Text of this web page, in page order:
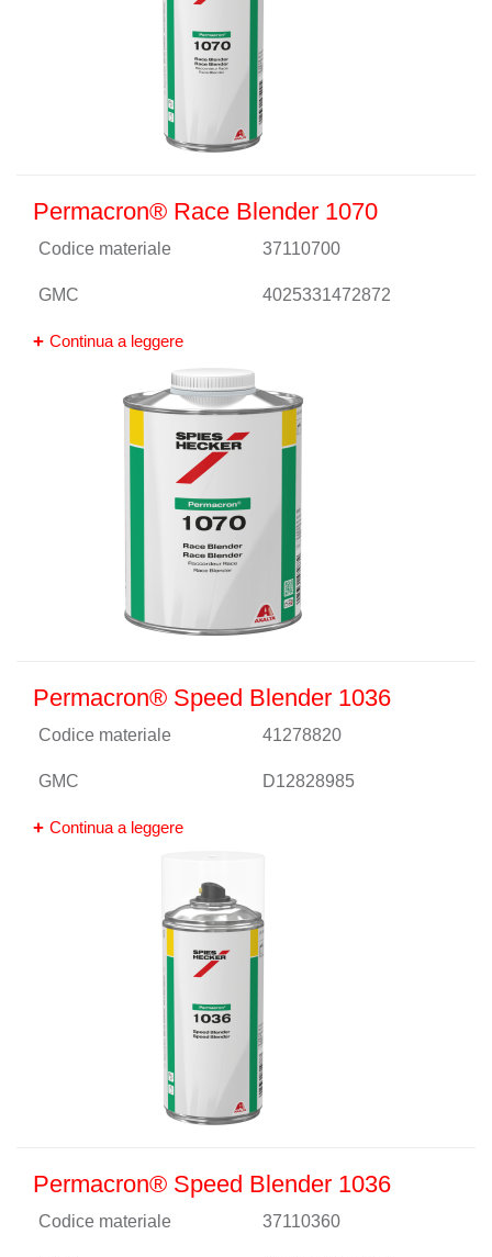
Permacron® Race Blender 1070
Codice materiale 37110700
GMC 4025331472872
Continua a leggere
Permacron® Speed Blender 1036
Codice materiale 41278820
GMC D12828985
Continua a leggere
Permacron® Speed Blender 1036
Codice materiale 37110360